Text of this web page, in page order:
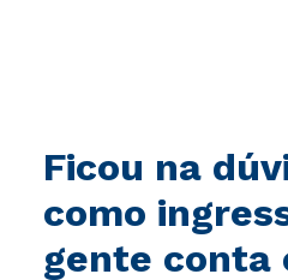
Ficou na
como
gente conta